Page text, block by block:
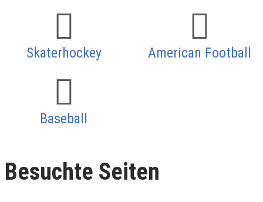
Skaterhockey American Football
Baseball
Besuchte Seiten